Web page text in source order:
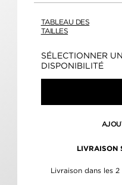
TABLEAU DES
TAILLES
Disponibilité:
SÉLECTIONNER
DISPONIBILITÉ
LIVRAISON
Livraison dans les